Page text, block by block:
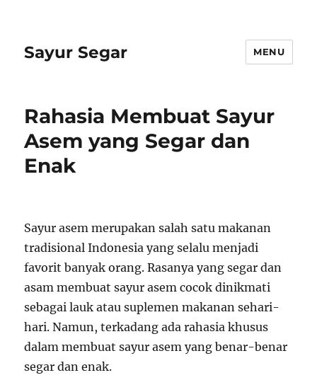
Sayur Segar MENU
Rahasia Membuat Sayur
Asem yang Segar dan
Enak
Sayur asem merupakan salah satu makanan
tradisional Indonesia yang selalu menjadi
favorit banyak orang. Rasanya yang segar dan
asam membuat sayur asem cocok dinikmati
sebagai lauk atau suplemen makanan sehari-
hari. Namun, terkadang ada rahasia khusus
dalam membuat sayur asem yang benar-benar
segar dan enak.